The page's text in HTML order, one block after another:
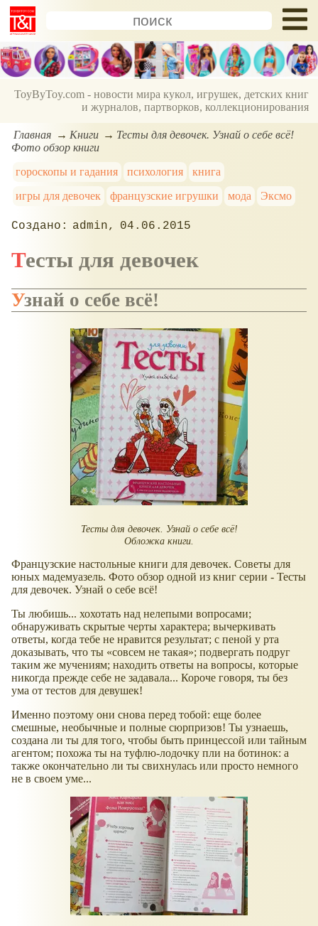
ToyByToy.com - новости мира кукол, игрушек, детских книг
и журналов, партворков, коллекционирования
Главная Книги
Тесты для девочек. Узнай о себе всё!
Фото обзор книги
гороскопы и гадания
психология
книга
игры для девочек
французские игрушки мода Эксмо
admin 04.06.2015
Тесты для девочек
Узнай о себе всё!
Тесты для девочек. Узнай о себе всё!
Обложка книги.
Французские настольные книги для девочек. Советы для
юных мадемуазель. Фото обзор одной из книг серии - Тесты
для девочек. Узнай о себе всё!
Ты любишь... хохотать над нелепыми вопросами;
обнаруживать скрытые черты характера; вычеркивать
ответы, когда тебе не нравится результат; с пеной у рта
доказывать, что ты «совсем не такая»; подвергать подруг
таким же мучениям; находить ответы на вопросы, которые
никогда прежде себе не задавала... Короче говоря, ты без
ума от тестов для девушек!
Именно поэтому они снова перед тобой: еще более
смешные, необычные и полные сюрпризов! Ты узнаешь,
создана ли ты для того, чтобы быть принцессой или тайным
агентом; похожа ты на туфлю-лодочку пли на ботинок: а
также окончательно ли ты свихнулась или просто немного
не в своем уме...